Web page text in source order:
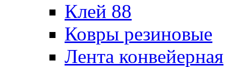
Клей 88
Ковры резиновые
Лента конвейерная